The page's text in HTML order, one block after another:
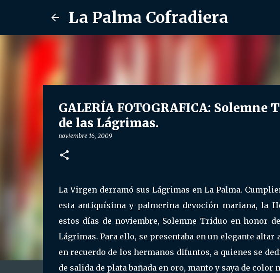
La Palma Cofradiera
GALERÍA FOTOGRAFICA:
de las Lágrimas.
noviembre 16, 2009
La Virgen derramó sus Lágrimas en La Palma.
esta antiquísima y palmerina devoción mariana, la
estos días de noviembre, Solemne Triduo en honor
Lágrimas. Para ello, se presentaba en un elegante
en recuerdo de los hermanos difuntos, a quienes se
de salida de plata bañada en oro, manto y saya de color